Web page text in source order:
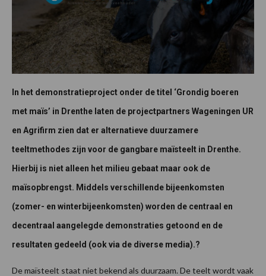
In het demonstratieproject onder de titel ‘Grondig boeren
met maïs’ in Drenthe laten de projectpartners Wageningen UR
en Agrifirm zien dat er alternatieve duurzamere
teeltmethodes zijn voor de gangbare maïsteelt in Drenthe.
Hierbij is niet alleen het milieu gebaat maar ook de
maïsopbrengst. Middels verschillende bijeenkomsten
(zomer- en winterbijeenkomsten) worden de centraal en
decentraal aangelegde demonstraties getoond en de
resultaten gedeeld (ook via de diverse media).?
De maïsteelt staat niet bekend als duurzaam. De teelt wordt vaak